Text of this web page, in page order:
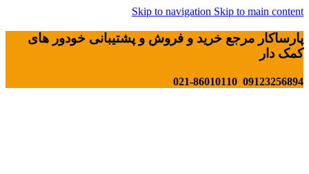
Skip to navigation Skip to main content
پارساکار مرجع خرید و فروش و پشتیبانی خودور های
کمک دار
09123256894 021-86010110